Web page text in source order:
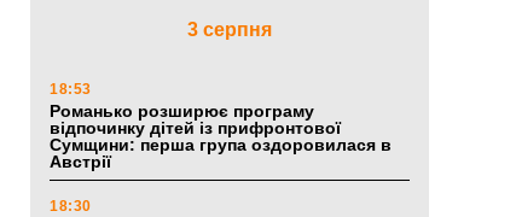
3 серпня
18:53
Романько розширює програму
відпочинку дітей із прифронтової
Сумщини: перша група оздоровилася в
Австрії
18:30